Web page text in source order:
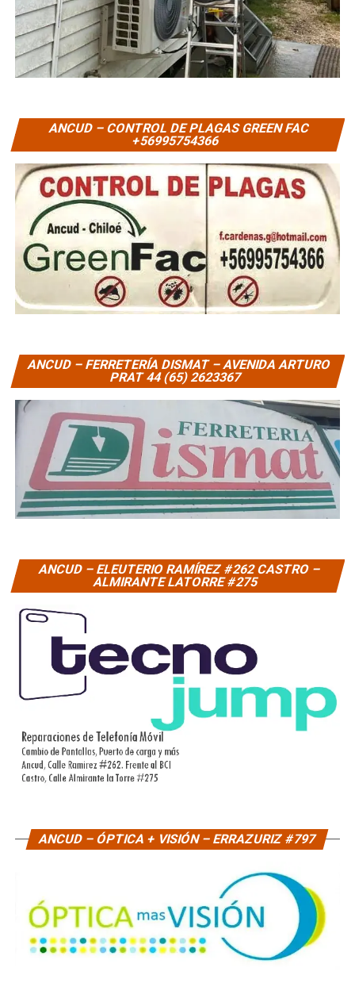
ANCUD – CONTROL DE PLAGAS GREEN FAC
+56995754366
ANCUD – FERRETERÍA DISMAT – AVENIDA ARTURO
PRAT 44 (65) 2623367
ANCUD – ELEUTERIO RAMÍREZ #262 CASTRO –
ALMIRANTE LATORRE #275
ANCUD – ÓPTICA + VISIÓN – ERRAZURIZ #797